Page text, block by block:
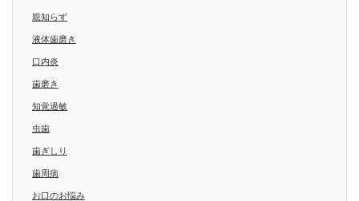
親知らず
液体歯磨き
口内炎
歯磨き
知覚過敏
虫歯
歯ぎしり
歯周病
お口のお悩み